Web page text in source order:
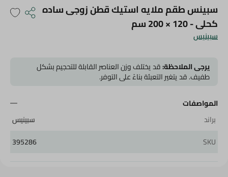
سبينيس
سبينس طقم ملايه استيك قطن زوجى ساده
كحلى - 120 × 200 سم
يرجى الملاحظة:قد يختلف وزن العناصر القابلة للتحجيم بشكل
طفيف. قد يتغير التعبئة بناءً على التوفر.
المواصفات
براند
سبينيس
SKU
395286